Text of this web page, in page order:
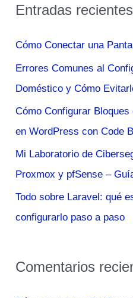
c
p
o
r
:
Entradas recientes
Cómo Conectar una
Errores Comunes al
Doméstico y Cómo
Cómo Configurar
en WordPress con Code
Mi Laboratorio de
Proxmox y pfSense –
Todo sobre Laravel: qué
configurarlo paso a paso
Comentarios